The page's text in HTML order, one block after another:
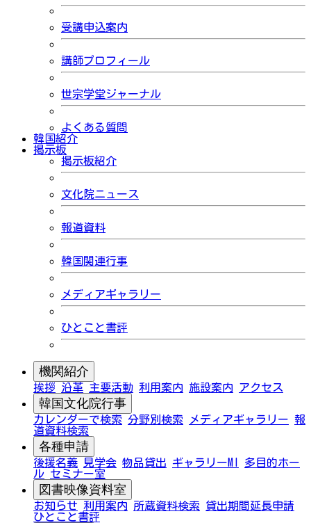
受講申込案内
講師プロフィール
世宗学堂ジャーナル
よくある質問
韓国紹介
掲示板
掲示板紹介
文化院ニュース
報道資料
韓国関連行事
メディアギャラリー
ひとこと書評
機関紹介
挨拶 沿革 主要活動 利用案内 施設案内 アクセス
韓国文化院行事
カレンダーで検索 分野別検索 メディアギャラリー 報
道資料検索
各種申請
後援名義 見学会 物品貸出 ギャラリーMI
多目的ホー
ル セミナー室
図書映像資料室
お知らせ 利用案内 所蔵資料検索
貸出期間延長申請
ひとこと書評